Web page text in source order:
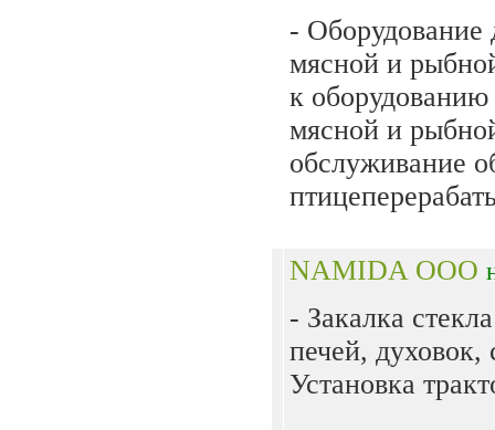
- Оборудование
мясной и
к
мясной и
обслуживание
NAMIDA ООО
- Закалка
печей, духовок,
Установка